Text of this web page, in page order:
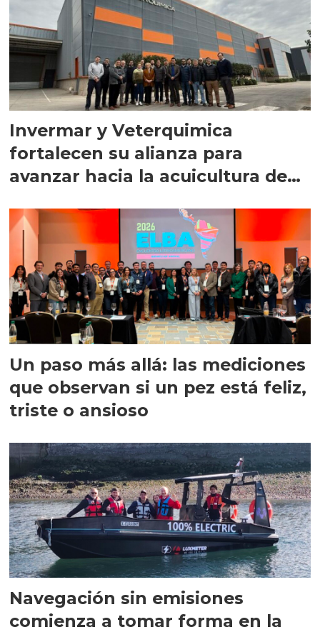
Invermar y Veterquimica
fortalecen su alianza para
avanzar hacia la acuicultura de
Un paso más allá: las mediciones
que observan si un pez está feliz,
triste o ansioso
Navegación sin emisiones
comienza a tomar forma en la